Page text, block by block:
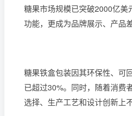
糖果市场规模已突破2000亿
功能，更成为品牌展示、产品
糖果铁盒包装因其环保性、可
已超过30%。同时，随着消费
选择、生产工艺和设计创新上